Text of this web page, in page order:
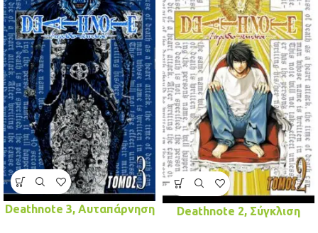
Deathnote 3, Αυταπάρνηση Deathnote 2, Σύγκλιση